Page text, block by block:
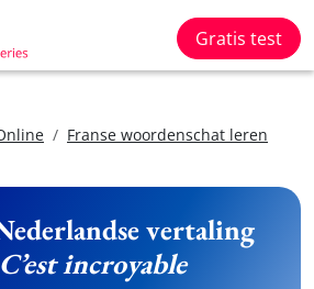
Gratis test
Franse woordenschat leren
vertaling
C’est incroyable